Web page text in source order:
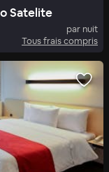
Satelite
par nuit
Tous frais compris